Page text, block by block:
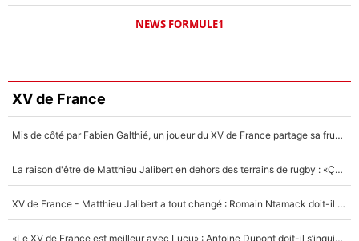
NEWS FORMULE1
XV de France
Mis de côté par Fabien Galthié, un joueur du XV de France partage sa frustration : «ils ne me l’ont pas dit tout de suite»
La raison d'être de Matthieu Jalibert en dehors des terrains de rugby : «Ça m'atteint autant que si tu touches à un membre de ma famille»
XV de France - Matthieu Jalibert a tout changé : Romain Ntamack doit-il s’inquiéter pour sa place à un an de la Coupe du monde ?
«Le XV de France est meilleur avec Lucu» : Antoine Dupont doit-il s’inquiéter pour sa place ?